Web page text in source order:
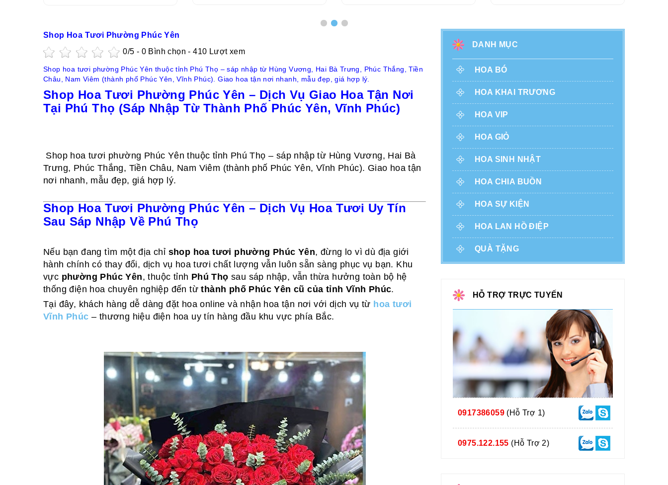
Shop Hoa Tươi Phường Phúc Yên
0/5 - 0 Bình chọn - 410 Lượt xem
Shop hoa tươi phường Phúc Yên thuộc tỉnh Phú Thọ – sáp nhập từ Hùng Vương, Hai Bà Trưng, Phúc Thắng, Tiền
Châu, Nam Viêm (thành phố Phúc Yên, Vĩnh Phúc). Giao hoa tận nơi nhanh, mẫu đẹp, giá hợp lý.
Shop Hoa Tươi Phường Phúc Yên – Dịch Vụ Giao Hoa Tận Nơi
Tại Phú Thọ (Sáp Nhập Từ Thành Phố Phúc Yên, Vĩnh Phúc)
Shop hoa tươi phường Phúc Yên thuộc tỉnh Phú Thọ – sáp nhập từ Hùng Vương, Hai Bà
Trưng, Phúc Thắng, Tiền Châu, Nam Viêm (thành phố Phúc Yên, Vĩnh Phúc). Giao hoa tận
nơi nhanh, mẫu đẹp, giá hợp lý.
Shop Hoa Tươi Phường Phúc Yên – Dịch Vụ Hoa Tươi Uy Tín
Sau Sáp Nhập Về Phú Thọ
Nếu bạn đang tìm một địa chỉ shop hoa tươi phường Phúc Yên, đừng lo vì dù địa giới
hành chính có thay đổi, dịch vụ hoa tươi chất lượng vẫn luôn sẵn sàng phục vụ bạn. Khu
vực phường Phúc Yên, thuộc tỉnh Phú Thọ sau sáp nhập, vẫn thừa hưởng toàn bộ hệ
thống điện hoa chuyên nghiệp đến từthành phố Phúc Yên cũ của tỉnh Vĩnh Phúc.
Tại đây, khách hàng dễ dàng đặt hoa online và nhận hoa tận nơi với dịch vụ từ hoa tươi
Vĩnh Phúc – thương hiệu điện hoa uy tín hàng đầu khu vực phía Bắc.
DANH MỤC
HOA BÓ
HOA KHAI TRƯƠNG
HOA VIP
HOA GIỎ
HOA SINH NHẬT
HOA CHIA BUỒN
HOA SỰ KIỆN
HOA LAN HỒ ĐIỆP
QUÀ TẶNG
HỖ TRỢ TRỰC TUYẾN
0917386059 (Hỗ Trợ 1)
0975.122.155 (Hỗ Trợ 2)